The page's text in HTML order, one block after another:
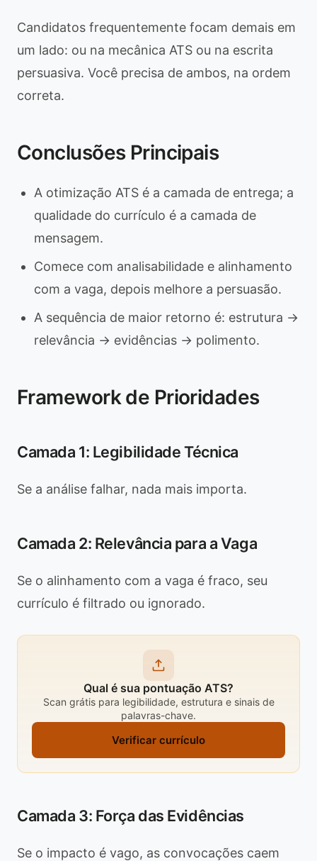
Candidatos frequentemente focam demais em
um lado: ou na mecânica ATS ou na escrita
persuasiva. Você precisa de ambos, na ordem
correta.
Conclusões Principais
A otimização ATS é a camada de entrega; a
qualidade do currículo é a camada de
mensagem.
Comece com analisabilidade e alinhamento
com a vaga, depois melhore a persuasão.
A sequência de maior retorno é: estrutura ->
relevância -> evidências -> polimento.
Framework de Prioridades
Camada 1: Legibilidade Técnica
Se a análise falhar, nada mais importa.
Camada 2: Relevância para a Vaga
Se o alinhamento com a vaga é fraco, seu
currículo é filtrado ou ignorado.
Qual é sua pontuação ATS?
Scan grátis para legibilidade, estrutura e sinais de
palavras-chave.
Verificar currículo
Camada 3: Força das Evidências
Se o impacto é vago, as convocações caem